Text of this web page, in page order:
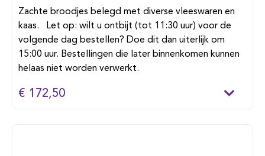
Zachte broodjes belegd met diverse vleeswaren en
kaas. Let op: wilt u ontbijt (tot 11:30 uur) voor de
volgende dag bestellen? Doe dit dan uiterlijk om
15:00 uur. Bestellingen die later binnenkomen kunnen
helaas niet worden verwerkt.
€ 172,50